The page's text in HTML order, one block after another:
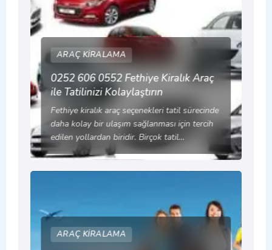
ARAÇ KIRALAMA
0252 606 0552 Fethiye Kiralık Araç
ile Tatilinizi Kolaylaştırın
Fethiye kiralık araç seçenekleri tatil sürecinde
daha kolay bir ulaşım sağlanması için tercih
edilen yollardan biridir. Birçok tatil…
ARAÇ KIRALAMA